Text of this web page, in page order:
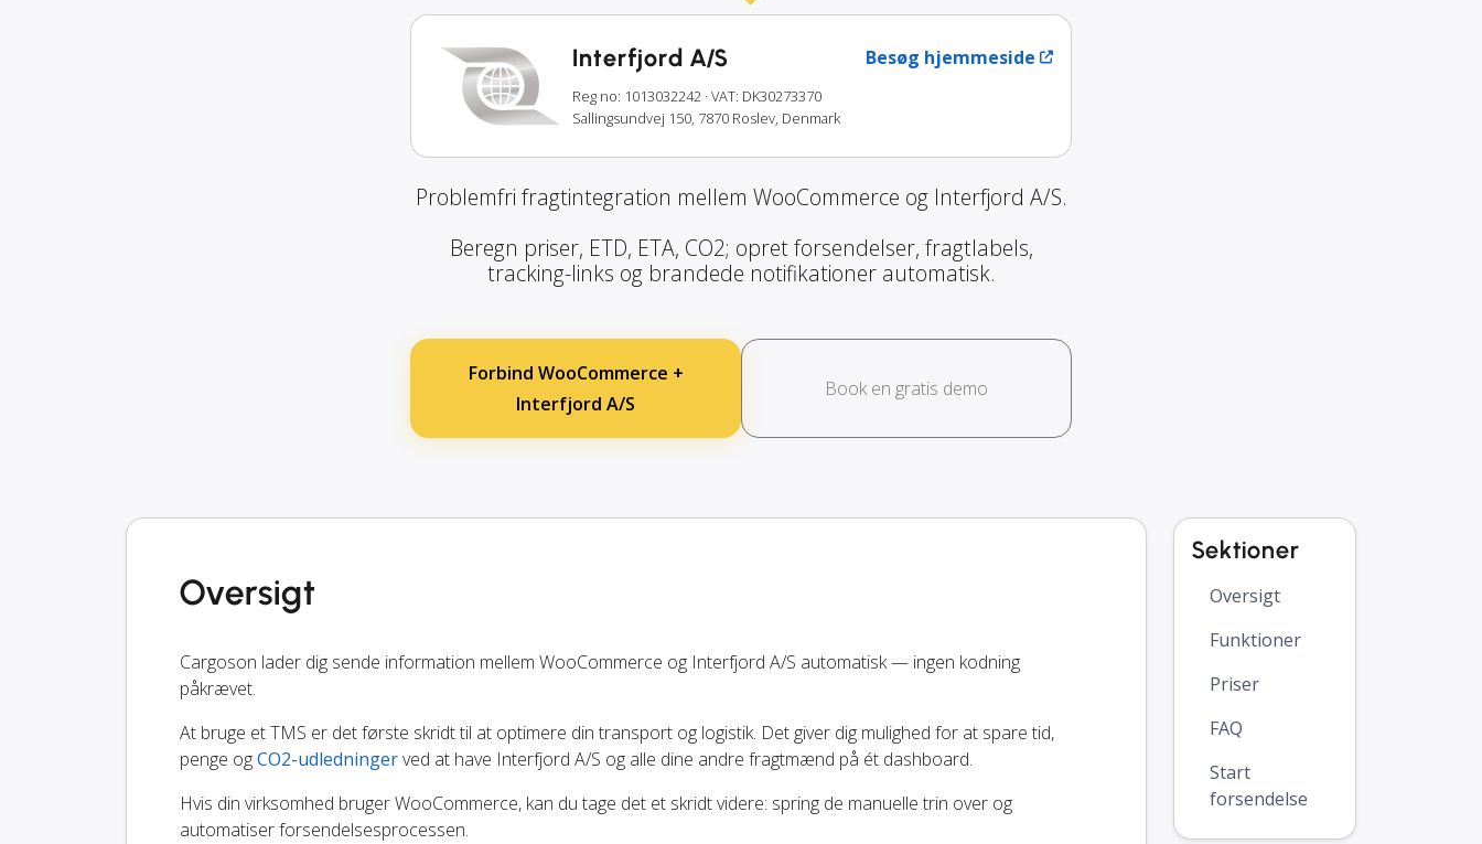
Interfjord A/S Besøg hjemmeside
Reg no: 1013032242 · VAT: DK30273370
Sallingsundvej 150, 7870 Roslev, Denmark
Problemfri fragtintegration mellem WooCommerce og Interfjord A/S.
Beregn priser, ETD, ETA, CO2; opret forsendelser, fragtlabels,
tracking-links og brandede notifikationer automatisk.
Forbind WooCommerce +
Interfjord A/S
Book en gratis demo
Oversigt
Cargoson lader dig sende information mellem WooCommerce og Interfjord A/S automatisk — ingen kodning
påkrævet.
At bruge et TMS er det første skridt til at optimere din transport og logistik. Det giver dig mulighed for at spare tid,
penge ogCO2-udledningerved at have Interfjord A/S og alle dine andre fragtmænd på ét dashboard.
Hvis din virksomhed bruger WooCommerce, kan du tage det et skridt videre: spring de manuelle trin over og
automatiser forsendelsesprocessen.
Sektioner
Oversigt
Funktioner
Priser
FAQ
Start
forsendelse